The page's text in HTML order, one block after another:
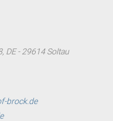
DE - 29614 Soltau
brock.de